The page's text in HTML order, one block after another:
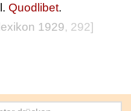
Quodlibet.
1929, 292]